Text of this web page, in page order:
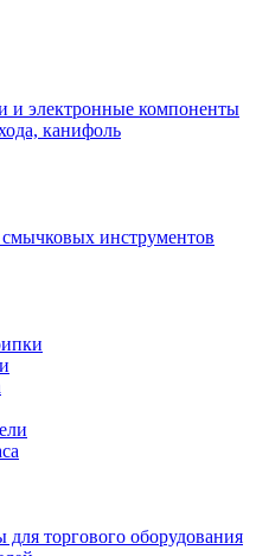
и электронные компоненты
канифоль
инструментов
торгового оборудования